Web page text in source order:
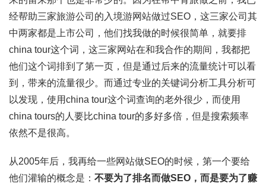
经帮助三家旅游公司的入境游网站做过SEO，这三家公司其
中两家都是上市公司，他们找我做的时候很简单，就要排
china tour这个词，这三家网站在和我合作的期间，我都把
他们这个词排到了第一页，但是通过后来的流量统计可以看
到，带来的流量很少。而通过专业的关键词分析工具分析可
以发现，使用china tour这个词查询的老外很少，而使用
china tours的人要比china tour的多好多倍，但是搜索频率
依然不是很高。
从2005年后，我再给一些网站做SEO的时候，第一个要给
他们灌输的概念是： 不要为了排名而做SEO ，而是要为了赚